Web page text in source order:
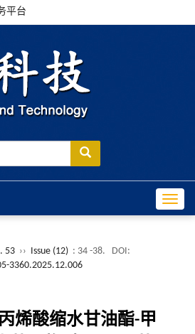
平台
53 ›› Issue (12) : 34 -38.
DOI:
3360.2025.12.006
烯酸缩水甘油酯-甲